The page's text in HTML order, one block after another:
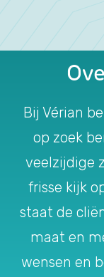
Bij Vérian
op zoek
veelzijdige
frisse kijk
staat de
maat en
wensen en